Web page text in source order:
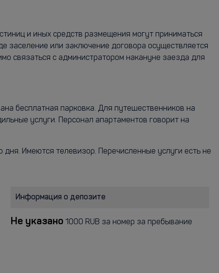
и иных средств размещения могут приниматься
заселение или заключение договора осуществляется
связаться с администратором накануне заезда для
бесплатная парковка. Для путешественников на
услуги. Персонал апартаментов говорит на
Имеются телевизор. Перечисленные услуги есть не
Информация о депозите
Не указано 1000 RUB за номер за пребывание